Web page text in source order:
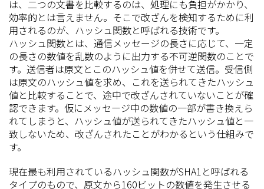
は、二つの文書を比較するのは、処理にも負担がかかり、
効率的とは言えません。そこで改ざんを検知するために利
用されるのが、ハッシュ関数と呼ばれる技術です。
ハッシュ関数とは、通信メッセージの長さに応じて、一定
の長さの数値を乱数のように出力する不可逆関数のことで
す。送信者は原文とこのハッシュ値を併せて送信。受信側
は原文のハッシュ値を求め、これを送られてきたハッシュ
値と比較することで、途中で改ざんされていないことが確
認できます。仮にメッセージ中の数値の一部が書き換えら
れてしまうと、ハッシュ値が送られてきたハッシュ値と一
致しないため、改ざんされたことがわかるという仕組みで
す。
現在最も利用されているハッシュ関数がSHA1と呼ばれる
タイプのもので、原文から160ビットの数値を発生させる